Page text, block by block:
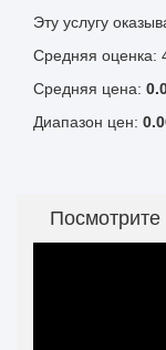
Эту услугу
Средняя оценка:
Средняя цена:
Диапазон цен:
Посмотрите